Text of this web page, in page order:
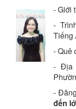
- Giới
-
Tiếng
- Quê
-
-
đến